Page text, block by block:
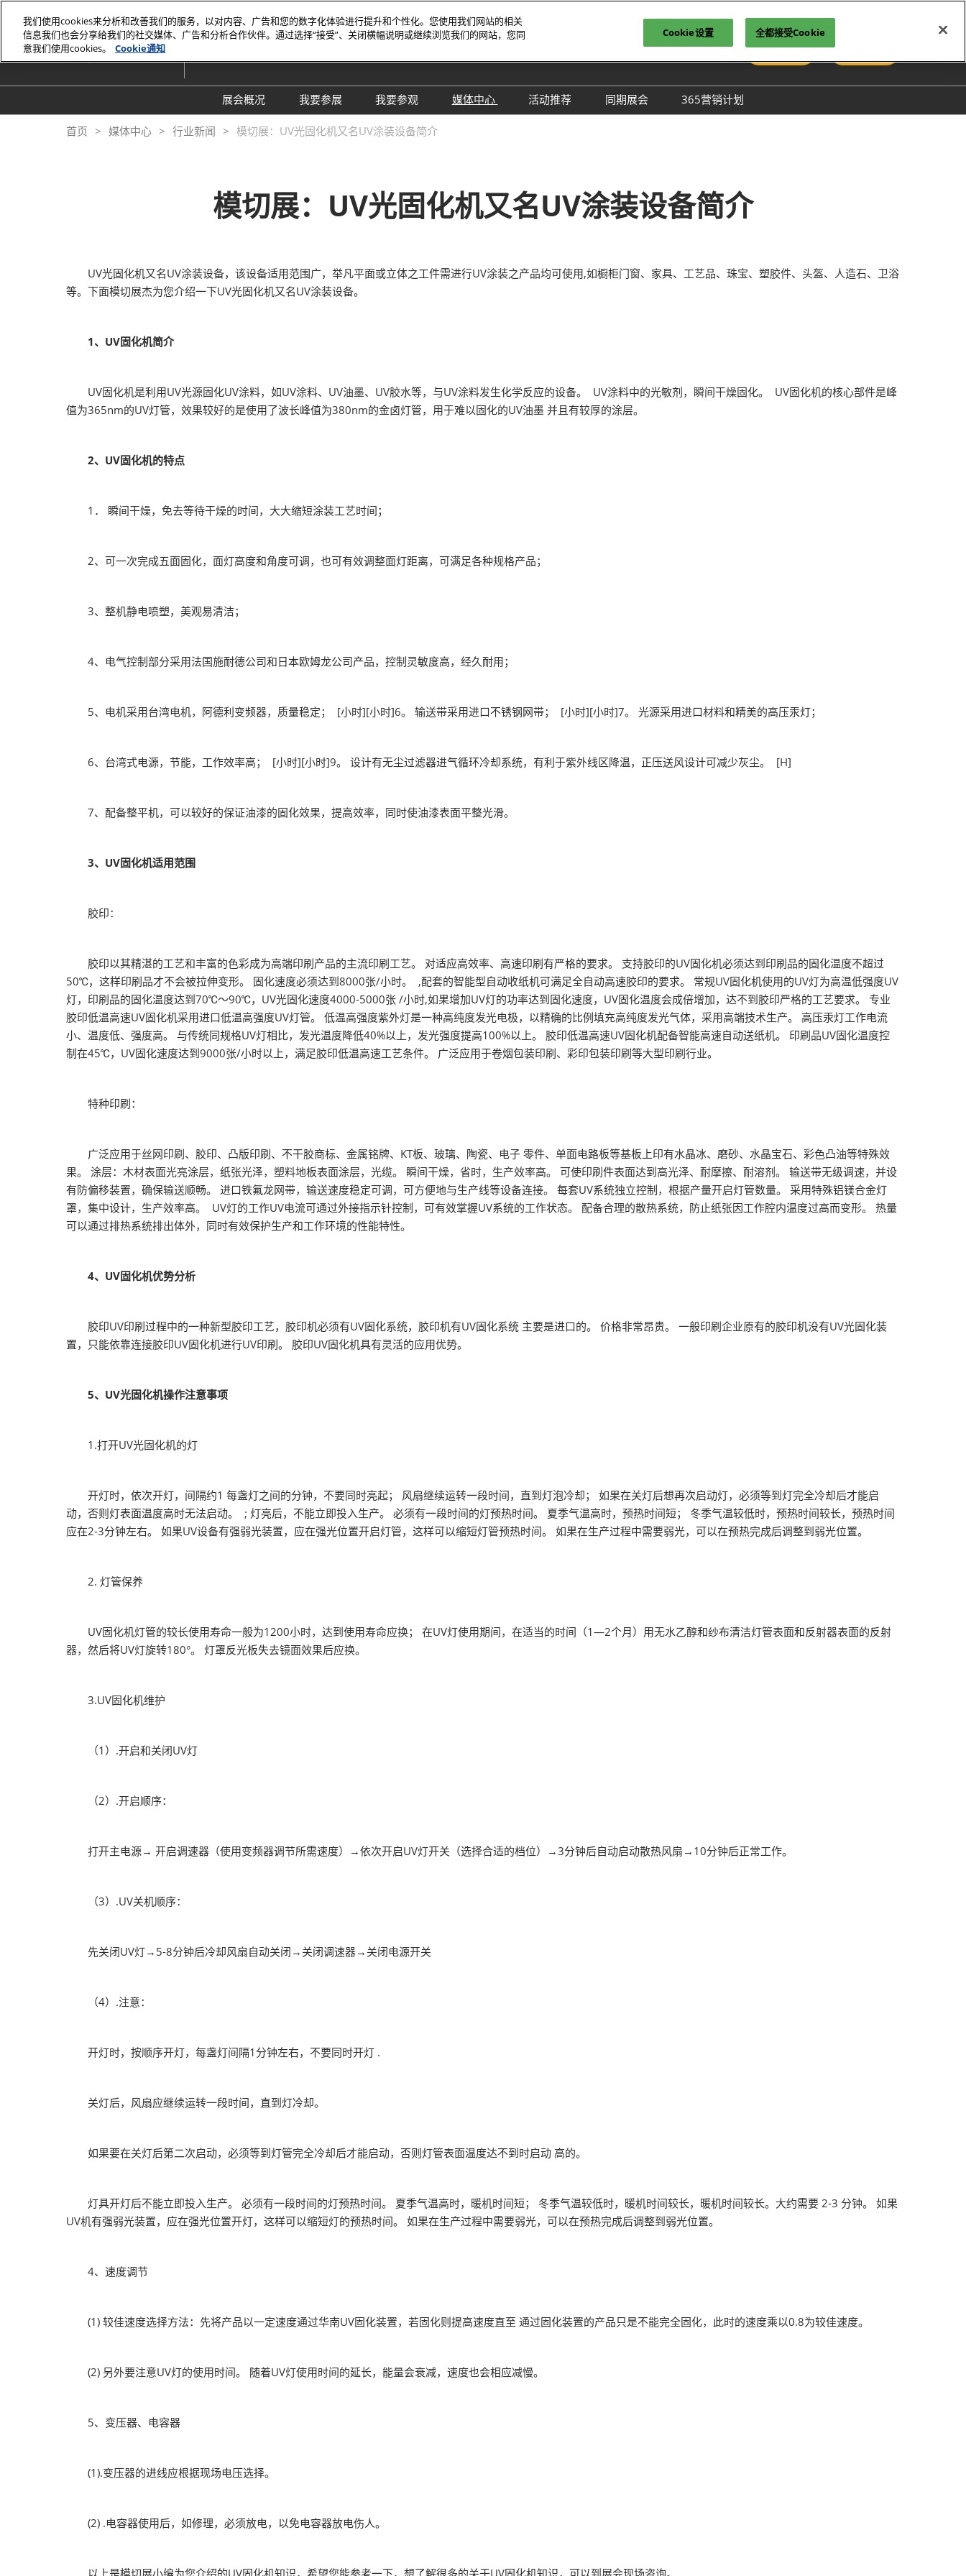
接
跳
转
容
2026年10月27-29日
深圳国际会展中心
中文
English
한국인
Indonesia
参观登记
展会概况
展会概况
特色展区
常见问题解答
我要参展
展位预定
励展通APP
商贸配对
我要参观
参观预登记
推荐展商
RX Connect 励展通
媒体中心
合作媒体
活动推荐
同期展会
亚洲材料周
国际新材料新工艺及色彩展
365营销计划
首页 媒体中心 行业新闻 模切展：UV光固化机又名UV涂装设备简介
模切展：UV光固化机又名UV涂装设备简介
UV光固化机又名UV涂装设备，该设备适用范围广，举凡平面或立体之工件需进行UV涂装之产品均可使用,如橱柜门窗、家具、工艺品、珠宝、塑胶件、头盔、人造石、卫浴
等。下面模切展杰为您介绍一下UV光固化机又名UV涂装设备。
1、UV固化机简介
UV固化机是利用UV光源固化UV涂料，如UV涂料、UV油墨、UV胶水等，与UV涂料发生化学反应的设备。 UV涂料中的光敏剂，瞬间干燥固化。 UV固化机的核心部件是峰
值为365nm的UV灯管，效果较好的是使用了波长峰值为380nm的金卤灯管，用于难以固化的UV油墨 并且有较厚的涂层。
2、UV固化机的特点
1． 瞬间干燥，免去等待干燥的时间，大大缩短涂装工艺时间；
2、可一次完成五面固化，面灯高度和角度可调，也可有效调整面灯距离，可满足各种规格产品；
3、整机静电喷塑，美观易清洁；
4、电气控制部分采用法国施耐德公司和日本欧姆龙公司产品，控制灵敏度高，经久耐用；
5、电机采用台湾电机，阿德利变频器，质量稳定； [小时][小时]6。 输送带采用进口不锈钢网带； [小时][小时]7。 光源采用进口材料和精美的高压汞灯；
6、台湾式电源，节能，工作效率高； [小时][小时]9。 设计有无尘过滤器进气循环冷却系统，有利于紫外线区降温，正压送风设计可减少灰尘。 [H]
7、配备整平机，可以较好的保证油漆的固化效果，提高效率，同时使油漆表面平整光滑。
3、UV固化机适用范围
胶印：
胶印以其精湛的工艺和丰富的色彩成为高端印刷产品的主流印刷工艺。 对适应高效率、高速印刷有严格的要求。 支持胶印的UV固化机必须达到印刷品的固化温度不超过
50℃，这样印刷品才不会被拉伸变形。 固化速度必须达到8000张/小时。 ,配套的智能型自动收纸机可满足全自动高速胶印的要求。 常规UV固化机使用的UV灯为高温低强度UV
灯，印刷品的固化温度达到70℃～90℃，UV光固化速度4000-5000张 /小时,如果增加UV灯的功率达到固化速度，UV固化温度会成倍增加，达不到胶印严格的工艺要求。 专业
胶印低温高速UV固化机采用进口低温高强度UV灯管。 低温高强度紫外灯是一种高纯度发光电极，以精确的比例填充高纯度发光气体，采用高端技术生产。 高压汞灯工作电流
小、温度低、强度高。 与传统同规格UV灯相比，发光温度降低40%以上，发光强度提高100%以上。 胶印低温高速UV固化机配备智能高速自动送纸机。 印刷品UV固化温度控
制在45℃，UV固化速度达到9000张/小时以上，满足胶印低温高速工艺条件。 广泛应用于卷烟包装印刷、彩印包装印刷等大型印刷行业。
特种印刷：
广泛应用于丝网印刷、胶印、凸版印刷、不干胶商标、金属铭牌、KT板、玻璃、陶瓷、电子 零件、单面电路板等基板上印有水晶冰、磨砂、水晶宝石、彩色凸油等特殊效
果。 涂层：木材表面光亮涂层，纸张光泽，塑料地板表面涂层，光缆。 瞬间干燥，省时，生产效率高。 可使印刷件表面达到高光泽、耐摩擦、耐溶剂。 输送带无级调速，并设
有防偏移装置，确保输送顺畅。 进口铁氟龙网带，输送速度稳定可调，可方便地与生产线等设备连接。 每套UV系统独立控制，根据产量开启灯管数量。 采用特殊铝镁合金灯
罩，集中设计，生产效率高。 UV灯的工作UV电流可通过外接指示针控制，可有效掌握UV系统的工作状态。 配备合理的散热系统，防止纸张因工作腔内温度过高而变形。 热量
可以通过排热系统排出体外，同时有效保护生产和工作环境的性能特性。
4、UV固化机优势分析
胶印UV印刷过程中的一种新型胶印工艺，胶印机必须有UV固化系统，胶印机有UV固化系统 主要是进口的。 价格非常昂贵。 一般印刷企业原有的胶印机没有UV光固化装
置，只能依靠连接胶印UV固化机进行UV印刷。 胶印UV固化机具有灵活的应用优势。
5、UV光固化机操作注意事项
1.打开UV光固化机的灯
开灯时，依次开灯，间隔约1 每盏灯之间的分钟，不要同时亮起； 风扇继续运转一段时间，直到灯泡冷却； 如果在关灯后想再次启动灯，必须等到灯完全冷却后才能启
动，否则灯表面温度高时无法启动。 ; 灯亮后，不能立即投入生产。 必须有一段时间的灯预热时间。 夏季气温高时，预热时间短； 冬季气温较低时，预热时间较长，预热时间
应在2-3分钟左右。 如果UV设备有强弱光装置，应在强光位置开启灯管，这样可以缩短灯管预热时间。 如果在生产过程中需要弱光，可以在预热完成后调整到弱光位置。
2. 灯管保养
UV固化机灯管的较长使用寿命一般为1200小时，达到使用寿命应换； 在UV灯使用期间，在适当的时间（1—2个月）用无水乙醇和纱布清洁灯管表面和反射器表面的反射
器，然后将UV灯旋转180°。 灯罩反光板失去镜面效果后应换。
3.UV固化机维护
（1）.开启和关闭UV灯
（2）.开启顺序：
打开主电源→ 开启调速器（使用变频器调节所需速度）→依次开启UV灯开关（选择合适的档位）→3分钟后自动启动散热风扇→10分钟后正常工作。
（3）.UV关机顺序：
先关闭UV灯→5-8分钟后冷却风扇自动关闭→关闭调速器→关闭电源开关
（4）.注意：
开灯时，按顺序开灯，每盏灯间隔1分钟左右，不要同时开灯 .
关灯后，风扇应继续运转一段时间，直到灯冷却。
如果要在关灯后第二次启动，必须等到灯管完全冷却后才能启动，否则灯管表面温度达不到时启动 高的。
灯具开灯后不能立即投入生产。 必须有一段时间的灯预热时间。 夏季气温高时，暖机时间短； 冬季气温较低时，暖机时间较长，暖机时间较长。大约需要 2-3 分钟。 如果
UV机有强弱光装置，应在强光位置开灯，这样可以缩短灯的预热时间。 如果在生产过程中需要弱光，可以在预热完成后调整到弱光位置。
4、速度调节
(1) 较佳速度选择方法：先将产品以一定速度通过华南UV固化装置，若固化则提高速度直至 通过固化装置的产品只是不能完全固化，此时的速度乘以0.8为较佳速度。
(2) 另外要注意UV灯的使用时间。 随着UV灯使用时间的延长，能量会衰减，速度也会相应减慢。
5、变压器、电容器
(1).变压器的进线应根据现场电压选择。
(2) .电容器使用后，如修理，必须放电，以免电容器放电伤人。
以上是模切展小编为您介绍的UV固化机知识，希望您能参考一下，想了解很多的关于UV固化机知识，可以到展会现场咨询。
我们使用cookies来分析和改善我们的服务，以对内容、广告和您的数字化体验进行提升和个性化。您使用我们网站的相关
信息我们也会分享给我们的社交媒体、广告和分析合作伙伴。通过选择“接受”、关闭横幅说明或继续浏览我们的网站，您同
意我们使用cookies。
Cookie通知
Cookie设置 全都接受Cookie